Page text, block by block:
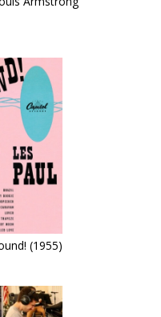
(1955)